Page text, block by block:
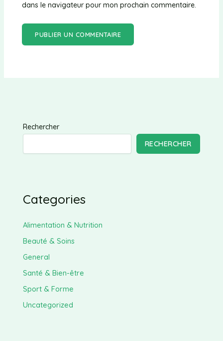
dans le navigateur pour mon prochain commentaire.
Rechercher
RECHERCHER
Categories
Alimentation & Nutrition
Beauté & Soins
General
Santé & Bien-être
Sport & Forme
Uncategorized